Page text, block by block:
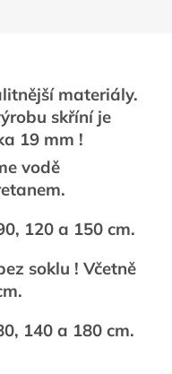
materiály.
skříní je
19 mm !
vodě
120 a 150 cm.
soklu ! Včetně
140 a 180 cm.